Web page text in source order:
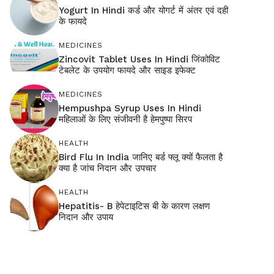
Yogurt In Hindi कर्ड और योगर्ट में अंतर एवं दही
के फायदे
MEDICINES
Zincovit Tablet Uses In Hindi जिंकोविट
टेबलेट के उपयोग फायदे और साइड इफेक्ट
MEDICINES
Hempushpa Syrup Uses In Hindi
महिलाओं के लिए संजीवनी है हेमपुष्पा सिरप
HEALTH
Bird Flu In India जानिए बर्ड फ्लू क्यों फैलता है
क्या है जांच निदान और उपचार
HEALTH
Hepatitis- B हेपेटाइटिस बी के कारण लक्षण
निदान और उपाय